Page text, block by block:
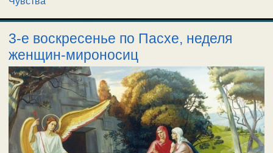
3-е воскресенье по Пасхе, неделя
женщин-мироносиц